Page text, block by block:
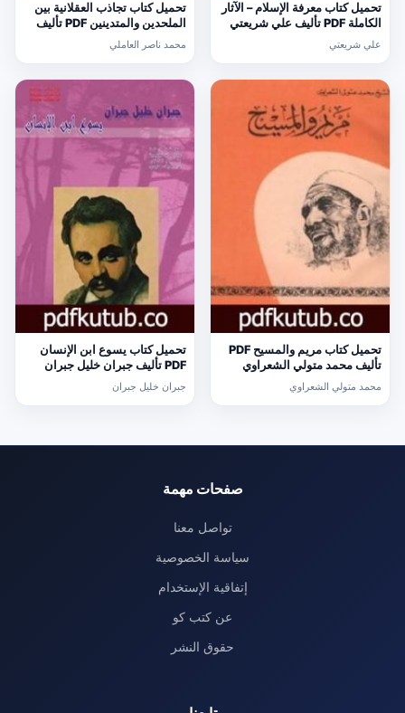
تحميل كتاب معرفة الإسلام – الآثار
الكاملة PDF تأليف علي شريعتي
مجانا [كامل]
علي شريعتي
تحميل كتاب تجاذب العقلانية بين
الملحدين والمتدينين PDF تأليف
محمد ناصر العاملي مجانا [كامل]
محمد ناصر العاملي
تحميل كتاب مريم والمسيح PDF
تأليف محمد متولي الشعراوي
مجانا [كامل]
محمد متولي الشعراوي
تحميل كتاب يسوع ابن الإنسان
PDF تأليف جبران خليل جبران
مجانا [كامل]
جبران خليل جبران
صفحات مهمة
تواصل معنا
سياسة الخصوصية
إتفاقية الإستخدام
عن كتب كو
حقوق النشر